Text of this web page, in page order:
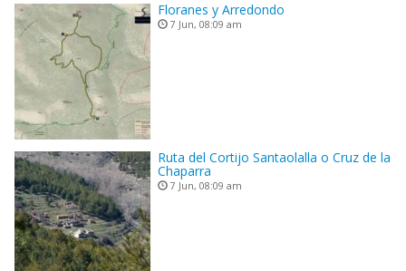
Floranes y Arredondo
7 Jun, 08:09 am
Ruta del Cortijo Santaolalla o Cruz de la
Chaparra
7 Jun, 08:09 am